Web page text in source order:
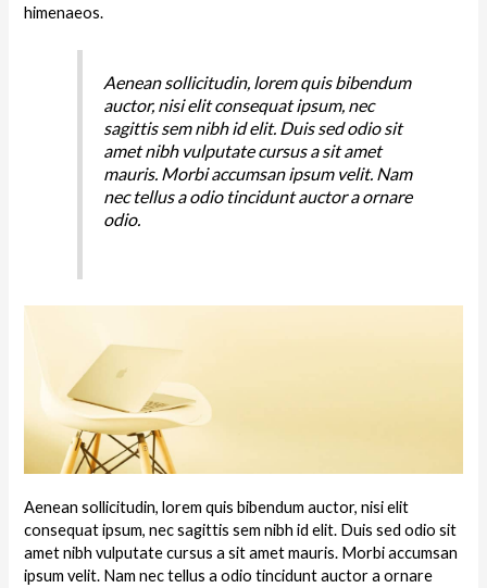
himenaeos.
Aenean sollicitudin, lorem quis bibendum
auctor, nisi elit consequat ipsum, nec
sagittis sem nibh id elit. Duis sed odio sit
amet nibh vulputate cursus a sit amet
mauris. Morbi accumsan ipsum velit. Nam
nec tellus a odio tincidunt auctor a ornare
odio.
Aenean sollicitudin, lorem quis bibendum auctor, nisi elit
consequat ipsum, nec sagittis sem nibh id elit. Duis sed odio sit
amet nibh vulputate cursus a sit amet mauris. Morbi accumsan
ipsum velit. Nam nec tellus a odio tincidunt auctor a ornare